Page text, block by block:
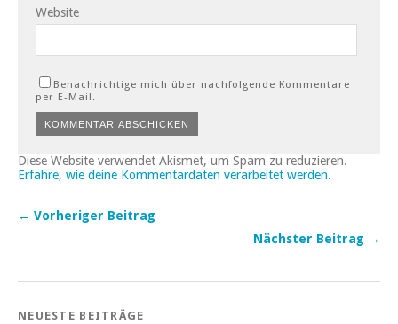
Website
Benachrichtige mich über nachfolgende Kommentare
per E-Mail.
Diese Website verwendet Akismet, um Spam zu reduzieren.
Erfahre, wie deine Kommentardaten verarbeitet werden.
← Vorheriger Beitrag
Nächster Beitrag →
NEUESTE BEITRÄGE